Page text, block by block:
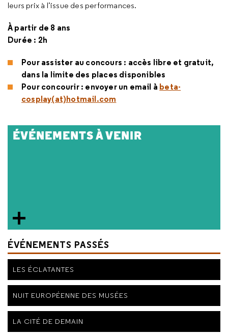
leurs prix à l’issue des performances.
À partir de 8 ans
Durée : 2h
Pour assister au concours : accès libre et gratuit,
dans la limite des places disponibles
Pour concourir : envoyer un email à beta-
cosplay(at)hotmail.com
ÉVÉNEMENTS À VENIR
ÉVÉNEMENTS PASSÉS
LES ÉCLATANTES
NUIT EUROPÉENNE DES MUSÉES
LA CITÉ DE DEMAIN